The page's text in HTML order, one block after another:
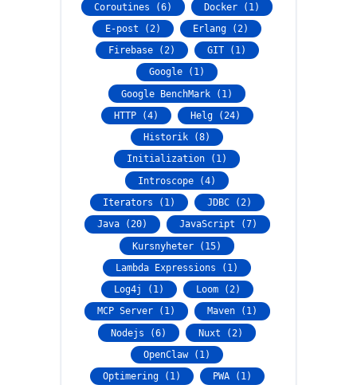
Coroutines (6)
Docker (1)
E-post (2)
Erlang (2)
Firebase (2)
GIT (1)
Google (1)
Google BenchMark (1)
HTTP (4)
Helg (24)
Historik (8)
Initialization (1)
Introscope (4)
Iterators (1)
JDBC (2)
Java (20)
JavaScript (7)
Kursnyheter (15)
Lambda Expressions (1)
Log4j (1)
Loom (2)
MCP Server (1)
Maven (1)
Nodejs (6)
Nuxt (2)
OpenClaw (1)
Optimering (1)
PWA (1)